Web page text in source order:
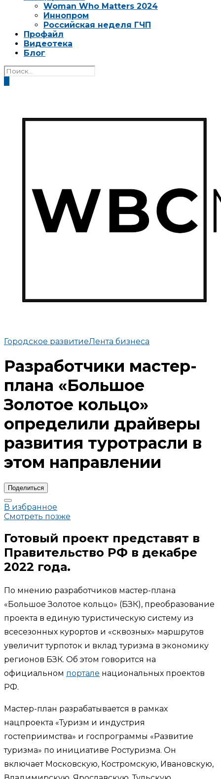
Woman Who Matters 2024
Иннопром
Российская неделя ГЧП
Профайл
Видеотека
Блог
Городское развитиеЛента бизнеса
Разработчики мастер-
плана «Большое
Золотое кольцо»
определили драйверы
развития туротрасли в
этом направлении
Поделиться
В избранное
Смотреть позже
Готовый проект представят в
Правительство РФ в декабре
2022 года.
По мнению разработчиков мастер-плана
«Большое Золотое кольцо» (БЗК), преобразование
проекта в единую туристическую систему из
всесезонных курортов и «сквозных» маршрутов
увеличит турпоток и вклад туризма в экономику
регионов БЗК. Об этом говорится на
официальном портале национальных проектов
РФ.
Мастер-план разрабатывается в рамках
нацпроекта «Туризм и индустрия
гостеприимства» и госпрограммы «Развитие
туризма» по инициативе Ростуризма. Он
включает Московскую, Костромскую, Ивановскую,